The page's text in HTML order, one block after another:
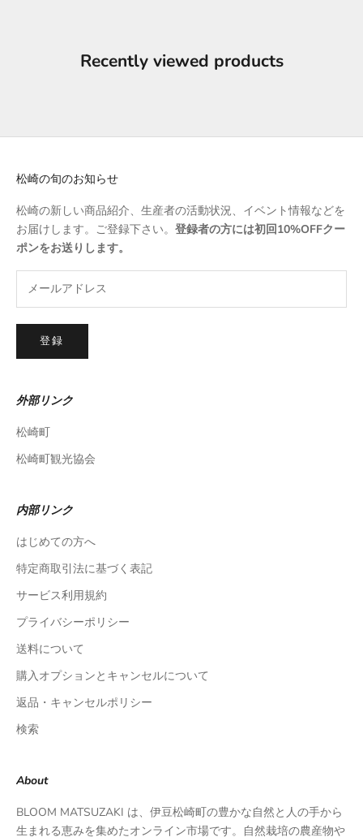
Recently viewed products
松崎の旬のお知らせ
松崎の新しい商品紹介、生産者の活動状況、イベント情報などを
お届けします。ご登録下さい。 登録者の方には初回10%OFFクー
ポンをお送りします。
登録
外部リンク
松崎町
松崎町観光協会
内部リンク
はじめての方へ
特定商取引法に基づく表記
サービス利用規約
プライバシーポリシー
送料について
購入オプションとキャンセルについて
返品・キャンセルポリシー
検索
About
BLOOM MATSUZAKI は、伊豆松崎町の豊かな自然と人の手から
生まれる恵みを集めたオンライン市場です。自然栽培の農産物や